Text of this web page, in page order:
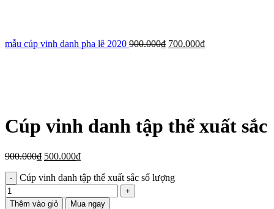
mẫu cúp vinh danh pha lê 2020 900.000₫ 700.000₫
Cúp vinh danh tập thể xuất sắc
900.000₫ 500.000₫
Cúp vinh danh tập thể xuất sắc số lượng
Thêm vào giỏ Mua ngay